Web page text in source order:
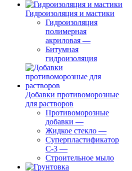
Гидроизоляция и мастики
Гидроизоляция
полимерная
акриловая —
Битумная
гидроизоляция
Добавки противоморозные
для растворов
Противоморозные
добавки —
Жидкое стекло —
Суперпластификатор
С-3 —
Строительное мыло